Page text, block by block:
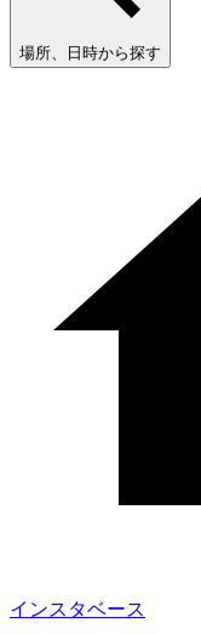
場所、日時から探す
インスタベース